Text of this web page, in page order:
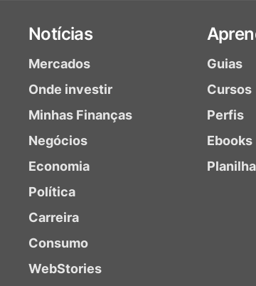
Notícias
Mercados
Onde investir
Minhas Finanças
Negócios
Economia
Política
Carreira
Consumo
WebStories
Guias
Cursos
Perfis
Ebooks